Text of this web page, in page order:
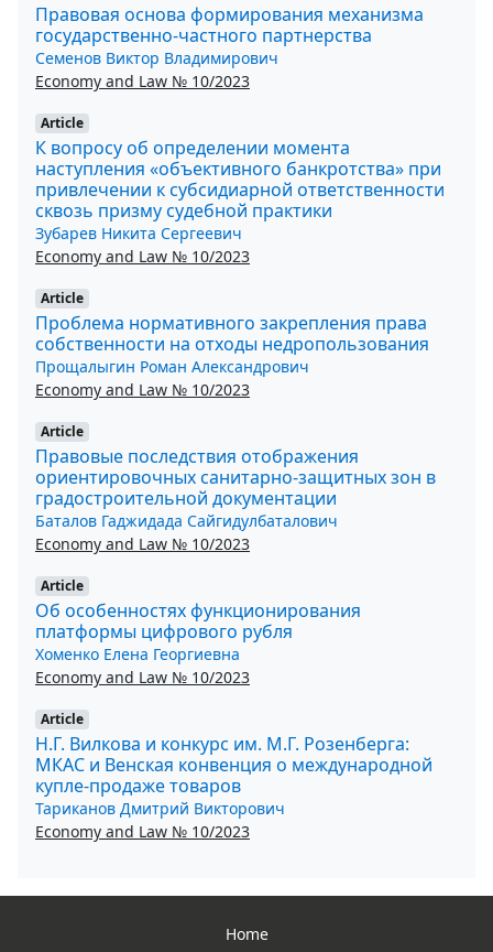
Правовая основа формирования механизма
государственно-частного партнерства
Семенов Виктор Владимирович
Economy and Law № 10/2023
Article
К вопросу об определении момента
наступления «объективного банкротства» при
привлечении к субсидиарной ответственности
сквозь призму судебной практики
Зубарев Никита Сергеевич
Economy and Law № 10/2023
Article
Проблема нормативного закрепления права
собственности на отходы недропользования
Прощалыгин Роман Александрович
Economy and Law № 10/2023
Article
Правовые последствия отображения
ориентировочных санитарно-защитных зон в
градостроительной документации
Баталов Гаджидада Сайгидулбаталович
Economy and Law № 10/2023
Article
Об особенностях функционирования
платформы цифрового рубля
Хоменко Елена Георгиевна
Economy and Law № 10/2023
Article
Н.Г. Вилкова и конкурс им. М.Г. Розенберга:
МКАС и Венская конвенция о международной
купле-продаже товаров
Тариканов Дмитрий Викторович
Economy and Law № 10/2023
Home